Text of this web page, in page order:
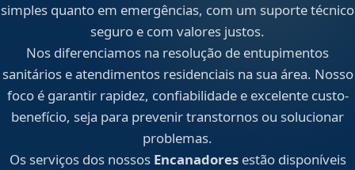
simples quanto em emergências, com um suporte técnico
seguro e com valores justos.
Nos diferenciamos na resolução de entupimentos
sanitários e atendimentos residenciais na sua área. Nosso
foco é garantir rapidez, confiabilidade e excelente custo-
benefício, seja para prevenir transtornos ou solucionar
problemas.
Os serviços dos nossos Encanadoresestão disponíveis